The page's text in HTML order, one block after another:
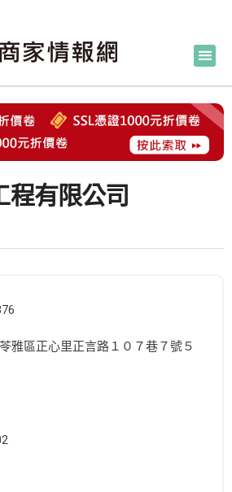
程有限公司
雅區正心里正言路１０７巷７號５